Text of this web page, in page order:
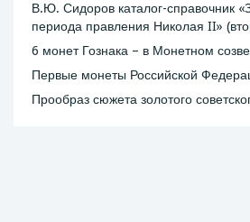
В.Ю. Сидоров каталог-справочник
периода правления Николая II»
6 монет Гознака – в Монетном
Первые монеты Российской
Прообраз сюжета золотого